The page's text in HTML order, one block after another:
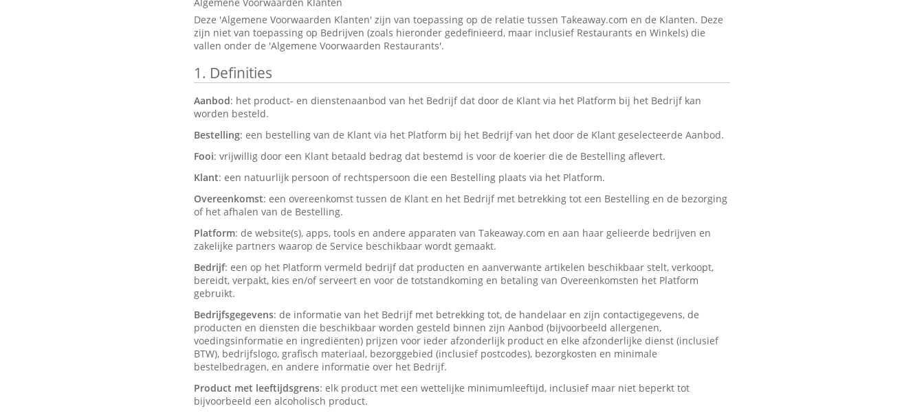
Deze 'Algemene Voorwaarden Klanten' zijn van toepassing op de relatie tussen Takeaway.com en de Klanten. Deze
zijn niet van toepassing op Bedrijven (zoals hieronder gedefinieerd, maar inclusief Restaurants en Winkels) die
vallen onder de 'Algemene Voorwaarden Restaurants'.
1. Definities
Aanbod: het product- en dienstenaanbod van het Bedrijf dat door de Klant via het Platform bij het Bedrijf kan
worden besteld.
Bestelling: een bestelling van de Klant via het Platform bij het Bedrijf van het door de Klant geselecteerde Aanbod.
Fooi: vrijwillig door een Klant betaald bedrag dat bestemd is voor de koerier die de Bestelling aflevert.
Klant: een natuurlijk persoon of rechtspersoon die een Bestelling plaats via het Platform.
Overeenkomst: een overeenkomst tussen de Klant en het Bedrijf met betrekking tot een Bestelling en de bezorging
of het afhalen van de Bestelling.
Platform: de website(s), apps, tools en andere apparaten van Takeaway.com en aan haar gelieerde bedrijven en
zakelijke partners waarop de Service beschikbaar wordt gemaakt.
Bedrijf: een op het Platform vermeld bedrijf dat producten en aanverwante artikelen beschikbaar stelt, verkoopt,
bereidt, verpakt, kies en/of serveert en voor de totstandkoming en betaling van Overeenkomsten het Platform
gebruikt.
Bedrijfsgegevens: de informatie van het Bedrijf met betrekking tot, de handelaar en zijn contactigegevens, de
producten en diensten die beschikbaar worden gesteld binnen zijn Aanbod (bijvoorbeeld allergenen,
voedingsinformatie en ingrediënten) prijzen voor ieder afzonderlijk product en elke afzonderlijke dienst (inclusief
BTW), bedrijfslogo, grafisch materiaal, bezorggebied (inclusief postcodes), bezorgkosten en minimale
bestelbedragen, en andere informatie over het Bedrijf.
Product met leeftijdsgrens: elk product met een wettelijke minimumleeftijd, inclusief maar niet beperkt tot
bijvoorbeeld een alcoholisch product.